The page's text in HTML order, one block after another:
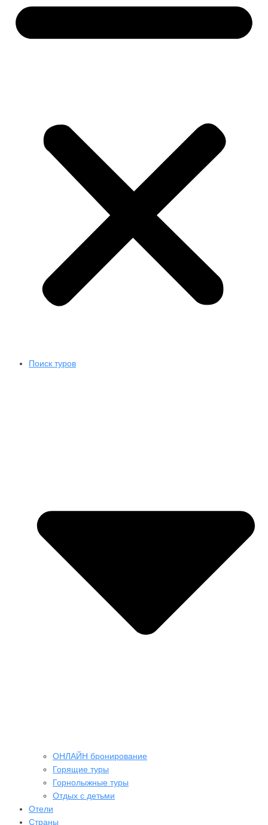
Поиск туров
ОНЛАЙН бронирование
Горящие туры
Горнолыжные туры
Отдых с детьми
Отели
Страны